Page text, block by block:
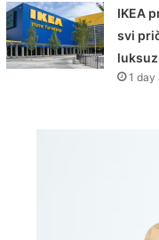
IKEA
svi
1 day